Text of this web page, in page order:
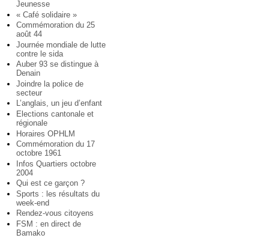
Jeunesse
« Café solidaire »
Commémoration du 25
août 44
Journée mondiale de lutte
contre le sida
Auber 93 se distingue à
Denain
Joindre la police de
secteur
L’anglais, un jeu d’enfant
Elections cantonale et
régionale
Horaires OPHLM
Commémoration du 17
octobre 1961
Infos Quartiers octobre
2004
Qui est ce garçon ?
Sports : les résultats du
week-end
Rendez-vous citoyens
FSM : en direct de
Bamako